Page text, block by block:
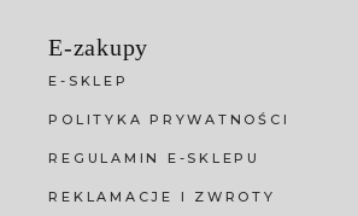
E-zakupy
E-SKLEP
POLITYKA PRYWATNOŚCI
REGULAMIN E-SKLEPU
REKLAMACJE I ZWROTY